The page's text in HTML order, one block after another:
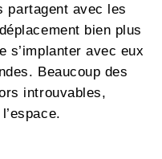
partagent avec les
bien plus
s’implanter avec eux
Beaucoup des
introuvables,